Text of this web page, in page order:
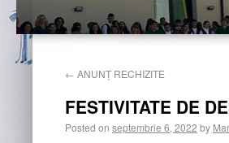
← ANUNȚ RECHIZITE
FESTIVITATE DE
Posted on septembrie 6, 2022 by